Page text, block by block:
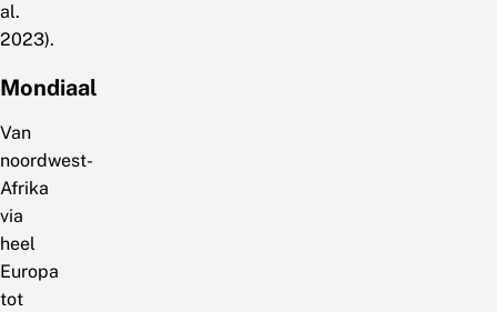
al.
2023).
Mondiaal
Van
noordwest-
Afrika
via
heel
Europa
tot